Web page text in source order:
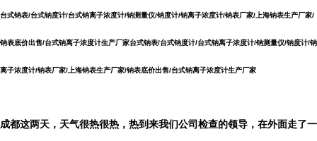
台式钠表/台式钠度计/台式钠离子浓度计/钠测量仪/钠度计/钠离子浓度计/钠表厂家/上海钠表生产厂家/
钠表底价出售/台式钠离子浓度计生产厂家台式钠表/台式钠度计/台式钠离子浓度计/钠测量仪/钠度计/钠
离子浓度计/钠表厂家/上海钠表生产厂家/钠表底价出售/台式钠离子浓度计生产厂家
成都这两天，天气很热很热，热到来我们公司检查的领导，在外面走了一